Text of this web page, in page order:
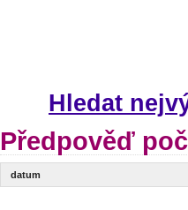
Hledat
Předpověď
datum